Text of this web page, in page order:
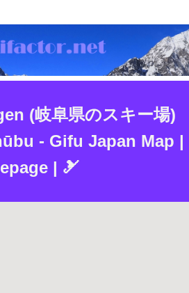
(岐阜県のスキー場)
- Gifu Japan Map |
| 🎿